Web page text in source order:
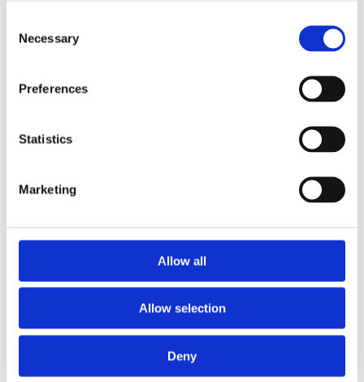
Selection
Necessary
Preferences
Statistics
Marketing
Allow all
Allow selection
Deny
Publicatieblad van de Europese Unie.
Nederlandse overheid. (2025b). Cybersecurityverordening
Regering. (2026). Nieuwe wet versterkt cybersecurity (in werking
ENISA. (2025). Technische implementatierichtlijnen voor
Wanneer de kapitein de brug niet mag
Ga naar het artikel